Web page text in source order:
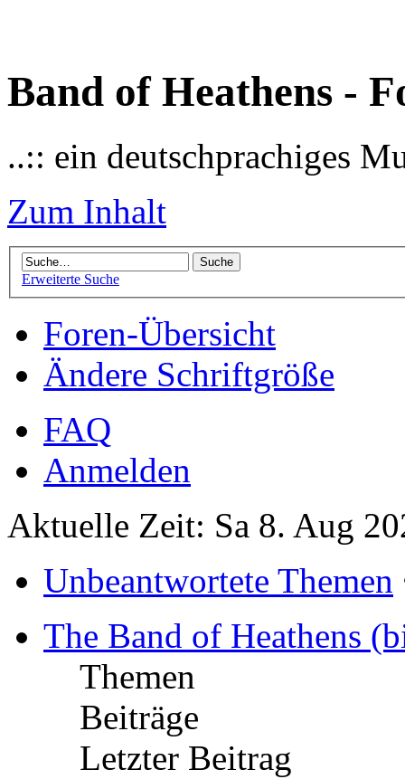
Band of Heathens -
..:: ein deutschprachiges
Zum Inhalt
Erweiterte Suche
Foren-Übersicht
Ändere Schriftgröße
FAQ
Anmelden
Aktuelle Zeit: Sa 8. Aug
Unbeantwortete Themen
The Band of Heathens
Themen
Beiträge
Letzter Beitrag